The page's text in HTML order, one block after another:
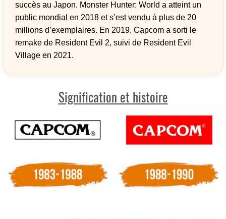
succès au Japon. Monster Hunter: World a atteint un
public mondial en 2018 et s’est vendu à plus de 20
millions d’exemplaires. En 2019, Capcom a sorti le
remake de Resident Evil 2, suivi de Resident Evil
Village en 2021.
Signification et histoire